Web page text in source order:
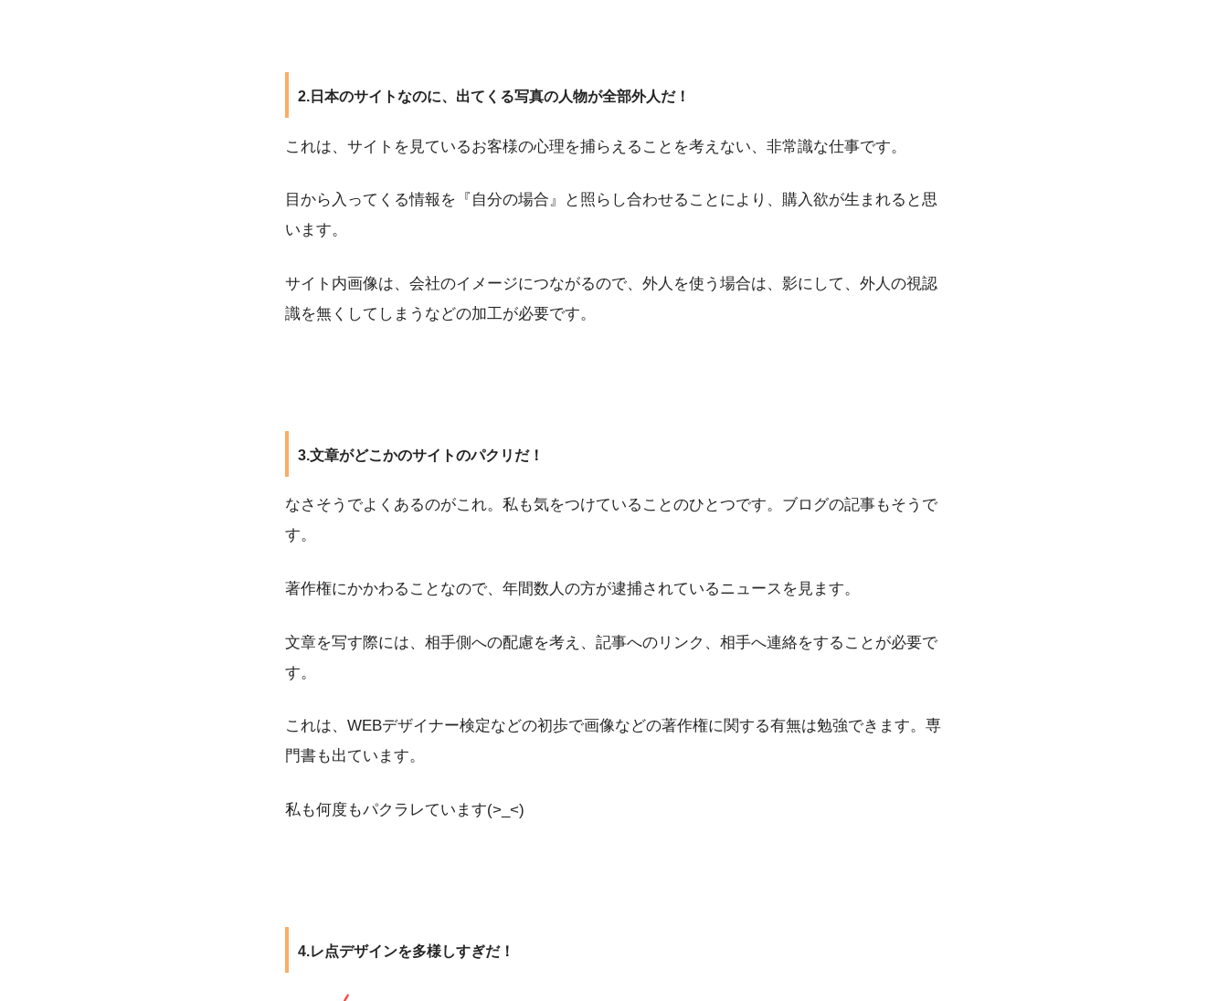
2.日本のサイトなのに、出てくる写真の人物が全部外人だ！
これは、サイトを見ているお客様の心理を捕らえることを考えない、非常識な仕事です。
目から入ってくる情報を『自分の場合』と照らし合わせることにより、購入欲が生まれると思
います。
サイト内画像は、会社のイメージにつながるので、外人を使う場合は、影にして、外人の視認
識を無くしてしまうなどの加工が必要です。
3.文章がどこかのサイトのパクリだ！
なさそうでよくあるのがこれ。私も気をつけていることのひとつです。ブログの記事もそうで
す。
著作権にかかわることなので、年間数人の方が逮捕されているニュースを見ます。
文章を写す際には、相手側への配慮を考え、記事へのリンク、相手へ連絡をすることが必要で
す。
これは、WEBデザイナー検定などの初歩で画像などの著作権に関する有無は勉強できます。専
門書も出ています。
私も何度もパクラレています(>_<)
4.レ点デザインを多様しすぎだ！